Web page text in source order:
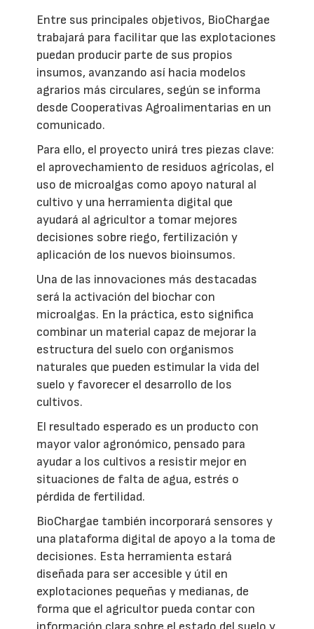
Entre sus principales objetivos, BioChargae
trabajará para facilitar que las explotaciones
puedan producir parte de sus propios
insumos, avanzando así hacia modelos
agrarios más circulares, según se informa
desde Cooperativas Agroalimentarias en un
comunicado.
Para ello, el proyecto unirá tres piezas clave:
el aprovechamiento de residuos agrícolas, el
uso de microalgas como apoyo natural al
cultivo y una herramienta digital que
ayudará al agricultor a tomar mejores
decisiones sobre riego, fertilización y
aplicación de los nuevos bioinsumos.
Una de las innovaciones más destacadas
será la activación del biochar con
microalgas. En la práctica, esto significa
combinar un material capaz de mejorar la
estructura del suelo con organismos
naturales que pueden estimular la vida del
suelo y favorecer el desarrollo de los
cultivos.
El resultado esperado es un producto con
mayor valor agronómico, pensado para
ayudar a los cultivos a resistir mejor en
situaciones de falta de agua, estrés o
pérdida de fertilidad.
BioChargae también incorporará sensores y
una plataforma digital de apoyo a la toma de
decisiones. Esta herramienta estará
diseñada para ser accesible y útil en
explotaciones pequeñas y medianas, de
forma que el agricultor pueda contar con